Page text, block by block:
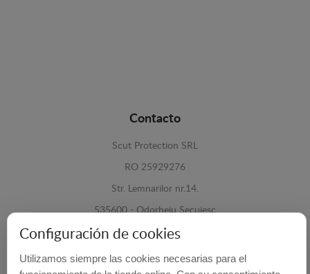
Contacto
Scut Protection SRL
RO 25929276
Str. Lemnarilor nr.14.
535600 - Odorheiu Secuiesc
Harghita, Romania
E-mail: info@cubrecarter.com
Configuración de cookies
Utilizamos siempre las cookies necesarias para el